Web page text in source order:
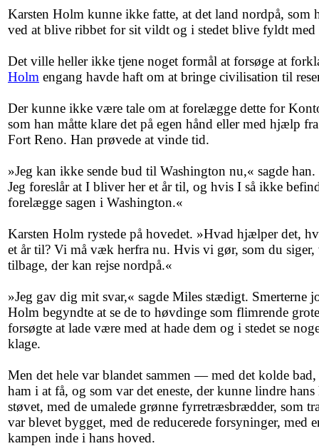
Karsten Holm kunne ikke fatte, at det land nordpå, som
ved at blive ribbet for sit vildt og i stedet blive fyldt
Det ville heller ikke tjene noget formål at forsøge at
Holm engang havde haft om at bringe civilisation til
Der kunne ikke være tale om at forelægge dette for
som han måtte klare det på egen hånd eller med hjælp
Fort Reno. Han prøvede at vinde tid.
»Jeg kan ikke sende bud til Washington nu,« sagde
Jeg foreslår at I bliver her et år til, og hvis I så ikke
forelægge sagen i Washington.«
Karsten Holm rystede på hovedet. »Hvad hjælper det,
et år til? Vi må væk herfra nu. Hvis vi gør, som du
tilbage, der kan rejse nordpå.«
»Jeg gav dig mit svar,« sagde Miles stædigt. Smerterne
Holm begyndte at se de to høvdinge som flimrende
forsøgte at lade være med at hade dem og i stedet se
klage.
Men det hele var blandet sammen — med det kolde
ham i at få, og som var det eneste, der kunne lindre
støvet, med de umalede grønne fyrretræsbrædder, som
var blevet bygget, med de reducerede forsyninger, med
kampen inde i hans hoved.